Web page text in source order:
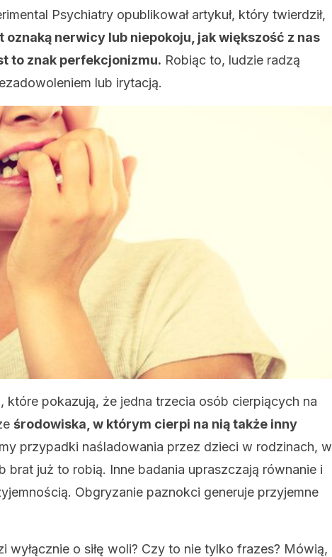
Psychiatry opublikował artykuł, który twierdził,
oznaką nerwicy lub niepokoju, jak większość z nas
to znak perfekcjonizmu. Robiąc to, ludzie radzą
lub irytacją.
które pokazują, że jedna trzecia osób cierpiących na
środowiska, w którym cierpi na nią także inny
przypadki naśladowania przez dzieci w rodzinach, w
brat już to robią. Inne badania upraszczają równanie i
Obgryzanie paznokci generuje przyjemne
wyłącznie o siłę woli? Czy to nie tylko frazes? Mówią,